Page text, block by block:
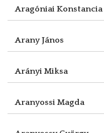
Aragóniai
Arany János
Arányi Miksa
Aranyossi Magda